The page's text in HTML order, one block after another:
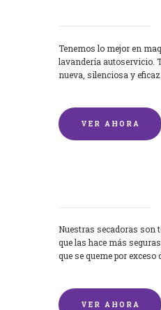
Tenemos lo mejor en
lavandería autoservicio.
nueva, silenciosa y eficaz.
VER AHORA
Nuestras secadoras son
que las hace más
que se queme por exceso
VER AHORA